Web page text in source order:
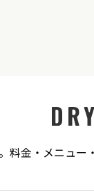
料金・メニュー